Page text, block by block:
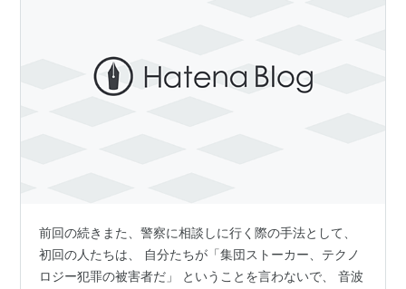
前回の続きまた、警察に相談しに行く際の手法として、
初回の人たちは、 自分たちが「集団ストーカー、テクノ
ロジー犯罪の被害者だ」 ということを言わないで、 音波